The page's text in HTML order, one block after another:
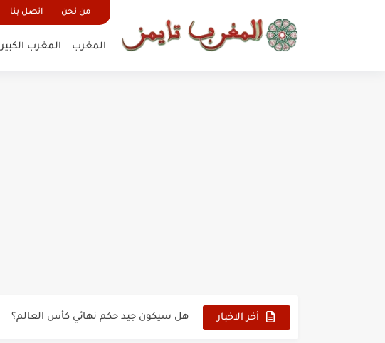
من نحن اتصل بنا
المغرب المغرب الكبير
أخر الاخبار هل سيكون جيد حكم نهائي كأس العالم؟